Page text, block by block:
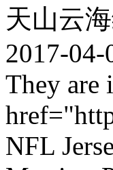
天山云
2017-04-
They are
NFL